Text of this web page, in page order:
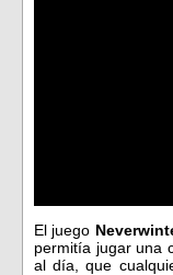
El juego
permitía jugar una
al día, que